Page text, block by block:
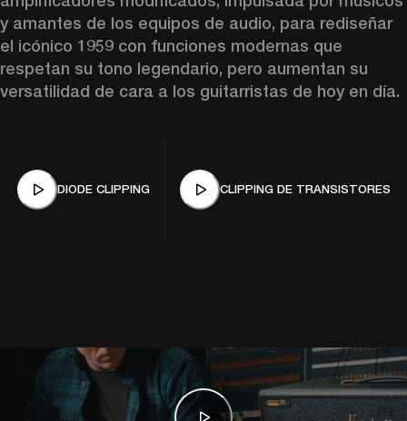
y amantes de los equipos de audio, para rediseñar
el icónico 1959 con funciones modernas que
respetan su tono legendario, pero aumentan su
versatilidad de cara a los guitarristas de hoy en día.
DIODE CLIPPING CLIPPING DE TRANSISTORES